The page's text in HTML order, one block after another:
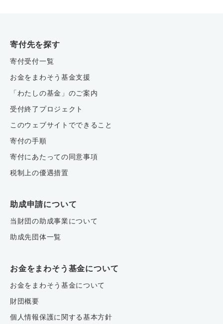
寄付先を探す
寄付受付一覧
お金をまわそう基金支援
「わたしの基金」のご案内
受付終了プロジェクト
このウェブサイトでできること
寄付の手順
寄付にあたっての同意事項
税制上の優遇措置
助成申請について
当財団の助成事業について
助成先団体一覧
お金をまわそう基金について
お金をまわそう基金について
財団概要
個人情報保護に関する基本方針